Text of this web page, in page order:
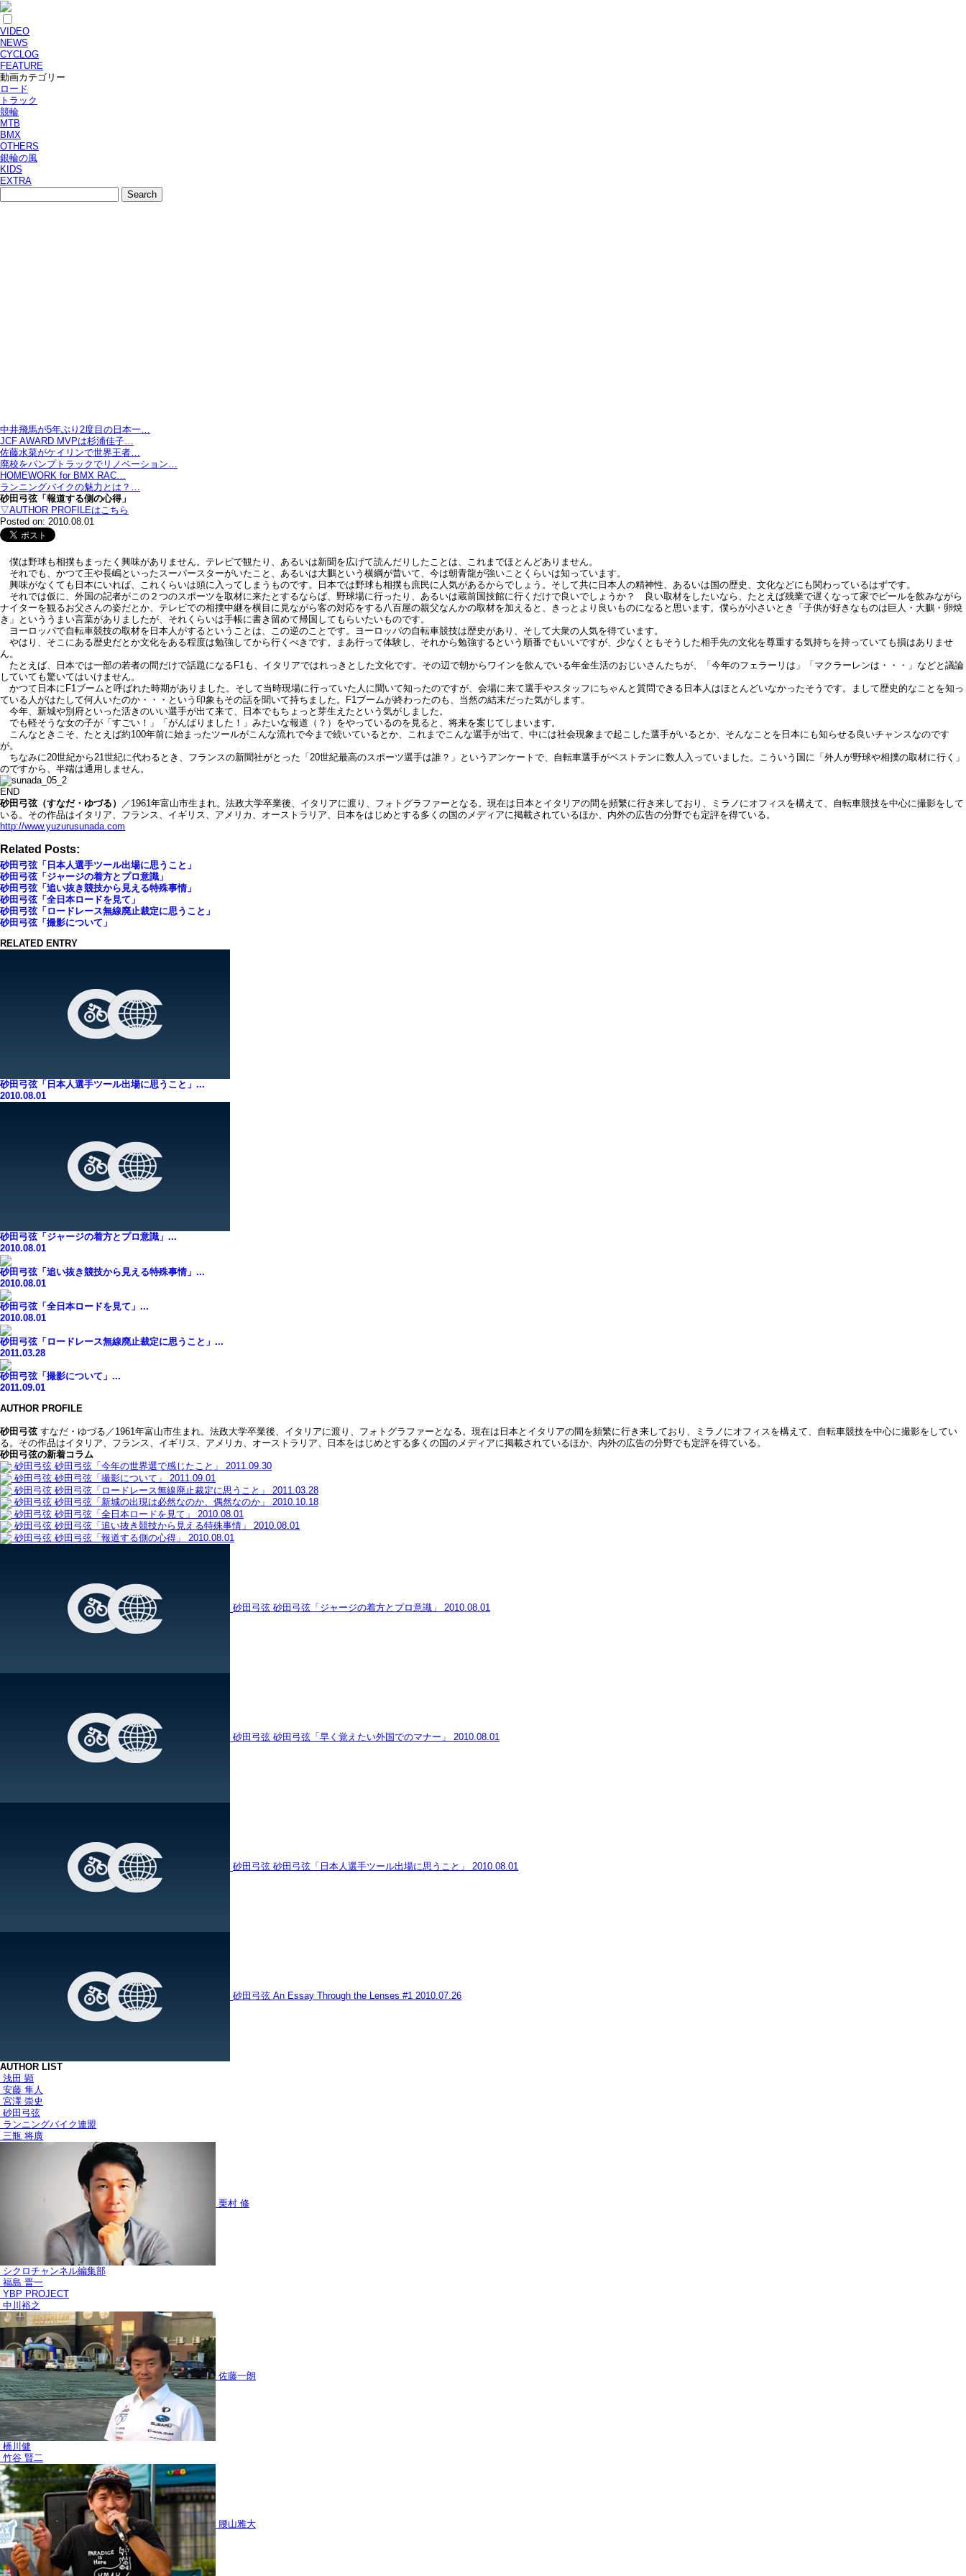
VIDEO
NEWS
CYCLOG
FEATURE
動画カテゴリー
ロード
トラック
競輪
MTB
BMX
OTHERS
銀輪の風
KIDS
EXTRA
中井飛馬が5年ぶり2度目の日本一…
JCF AWARD MVPは杉浦佳子…
佐藤水菜がケイリンで世界王者…
廃校をパンプトラックでリノベーション…
HOMEWORK for BMX RAC…
ランニングバイクの魅力とは？…
砂田弓弦「報道する側の心得」
▽AUTHOR PROFILEはこちら
Posted on: 2010.08.01
僕は野球も相撲もまったく興味がありません。テレビで観たり、あるいは新聞を広げて読んだりしたことは、これまでほとんどありません。
それでも、かつて王や長嶋といったスーパースターがいたこと、あるいは大鵬という横綱が昔いて、今は朝青龍が強いことくらいは知っています。
興味がなくても日本にいれば、これくらいは頭に入ってしまうものです。日本では野球も相撲も庶民に人気があるからでしょう。そして共に日本人の精神性、あるいは国の歴史、文化などにも関わっているはずです。
それでは仮に、外国の記者がこの２つのスポーツを取材に来たとするならば、野球場に行ったり、あるいは蔵前国技館に行くだけで良いでしょうか？ 良い取材をしたいなら、たとえば残業で遅くなって家でビールを飲みながら
ナイターを観るお父さんの姿だとか、テレビでの相撲中継を横目に見ながら客の対応をする八百屋の親父なんかの取材を加えると、きっとより良いものになると思います。僕らが小さいとき「子供が好きなものは巨人・大鵬・卵焼
き」といううまい言葉がありましたが、それくらいは手帳に書き留めて帰国してもらいたいものです。
ヨーロッパで自転車競技の取材を日本人がするということは、この逆のことです。ヨーロッパの自転車競技は歴史があり、そして大衆の人気を得ています。
やはり、そこにある歴史だとか文化をある程度は勉強してから行くべきです。まあ行って体験し、それから勉強するという順番でもいいですが、少なくともそうした相手先の文化を尊重する気持ちを持っていても損はありませ
ん。
たとえば、日本では一部の若者の間だけで話題になるF1も、イタリアではれっきとした文化です。その辺で朝からワインを飲んでいる年金生活のおじいさんたちが、「今年のフェラーリは」「マクラーレンは・・・」などと議論
していても驚いてはいけません。
かつて日本にF1ブームと呼ばれた時期がありました。そして当時現場に行っていた人に聞いて知ったのですが、会場に来て選手やスタッフにちゃんと質問できる日本人はほとんどいなかったそうです。まして歴史的なことを知っ
ている人がはたして何人いたのか・・・という印象もその話を聞いて持ちました。F1ブームが終わったのも、当然の結末だった気がします。
今年、新城や別府といった活きのいい選手が出て来て、日本でもちょっと芽生えたという気がしました。
でも軽そうな女の子が「すごい！」「がんばりました！」みたいな報道（？）をやっているのを見ると、将来を案じてしまいます。
こんなときこそ、たとえば約100年前に始まったツールがこんな流れで今まで続いているとか、これまでこんな選手が出て、中には社会現象まで起こした選手がいるとか、そんなことを日本にも知らせる良いチャンスなのです
が。
ちなみに20世紀から21世紀に代わるとき、フランスの新聞社がとった「20世紀最高のスポーツ選手は誰？」というアンケートで、自転車選手がベストテンに数人入っていました。こういう国に「外人が野球や相撲の取材に行く」
のですから、半端は通用しません。
END
砂田弓弦（すなだ・ゆづる）
／1961年富山市生まれ。法政大学卒業後、イタリアに渡り、フォトグラファーとなる。現在は日本とイタリアの間を頻繁に行き来しており、ミラノにオフィスを構えて、自転車競技を中心に撮影をして
いる。その作品はイタリア、フランス、イギリス、アメリカ、オーストラリア、日本をはじめとする多くの国のメディアに掲載されているほか、内外の広告の分野でも定評を得ている。
http://www.yuzurusunada.com
Related Posts:
砂田弓弦「日本人選手ツール出場に思うこと」
砂田弓弦「ジャージの着方とプロ意識」
砂田弓弦「追い抜き競技から見える特殊事情」
砂田弓弦「全日本ロードを見て」
砂田弓弦「ロードレース無線廃止裁定に思うこと」
砂田弓弦「撮影について」
RELATED ENTRY
砂田弓弦「日本人選手ツール出場に思うこと」...
2010.08.01
砂田弓弦「ジャージの着方とプロ意識」...
2010.08.01
砂田弓弦「追い抜き競技から見える特殊事情」...
2010.08.01
砂田弓弦「全日本ロードを見て」...
2010.08.01
砂田弓弦「ロードレース無線廃止裁定に思うこと」...
2011.03.28
砂田弓弦「撮影について」...
2011.09.01
AUTHOR PROFILE
砂田弓弦 すなだ・ゆづる／1961年富山市生まれ。法政大学卒業後、イタリアに渡り、フォトグラファーとなる。現在は日本とイタリアの間を頻繁に行き来しており、ミラノにオフィスを構えて、自転車競技を中心に撮影をしてい
る。その作品はイタリア、フランス、イギリス、アメリカ、オーストラリア、日本をはじめとする多くの国のメディアに掲載されているほか、内外の広告の分野でも定評を得ている。
砂田弓弦の新着コラム
砂田弓弦 砂田弓弦「今年の世界選で感じたこと」
2011.09.30
砂田弓弦 砂田弓弦「撮影について」
2011.09.01
砂田弓弦 砂田弓弦「ロードレース無線廃止裁定に思うこと」
2011.03.28
砂田弓弦 砂田弓弦「新城の出現は必然なのか、偶然なのか」
2010.10.18
砂田弓弦 砂田弓弦「全日本ロードを見て」
2010.08.01
砂田弓弦 砂田弓弦「追い抜き競技から見える特殊事情」
2010.08.01
砂田弓弦 砂田弓弦「報道する側の心得」 2010.08.01
砂田弓弦 砂田弓弦「ジャージの着方とプロ意識」 2010.08.01
砂田弓弦 砂田弓弦「早く覚えたい外国でのマナー」 2010.08.01
砂田弓弦 砂田弓弦「日本人選手ツール出場に思うこと」 2010.08.01
砂田弓弦 An Essay Through the Lenses #1 2010.07.26
AUTHOR LIST
浅田 顕
安藤 隼人
宮澤 崇史
砂田弓弦
ランニングバイク連盟
三瓶 将廣
栗村 修
シクロチャンネル編集部
福島 晋一
YBP PROJECT
中川裕之
佐藤一朗
橋川健
竹谷 賢二
腰山雅大